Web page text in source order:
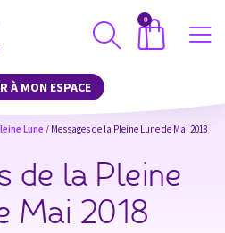
0
À MON ESPACE
Lune / Messages de la Pleine Lune de Mai 2018
de la Pleine
Mai 2018